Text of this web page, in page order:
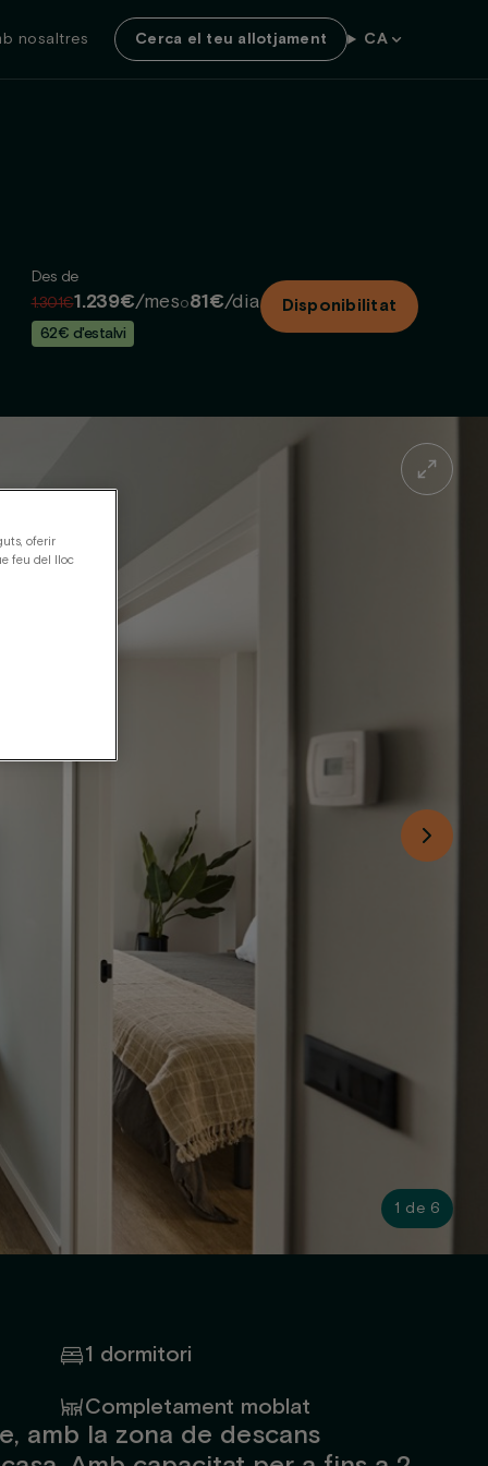
nosaltres Cerca el teu allotjament CA
Des de
1.301€1.239€/meso81€/dia
62€ d'estalvi
Disponibilitat
1 de 6
1 dormitori
Completament moblat
amb la zona de descans
oferir
feu del lloc